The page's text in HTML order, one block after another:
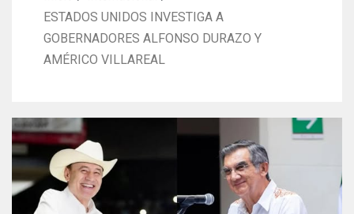
ESTADOS UNIDOS INVESTIGA A
GOBERNADORES ALFONSO DURAZO Y
AMÉRICO VILLAREAL